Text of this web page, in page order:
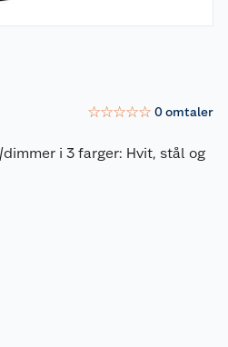
☆☆☆☆☆ 0omtaler
i 3 farger: Hvit, stål og